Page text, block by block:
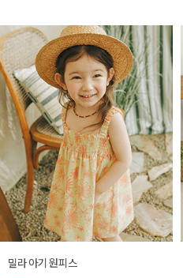
밀라 아기 원피스